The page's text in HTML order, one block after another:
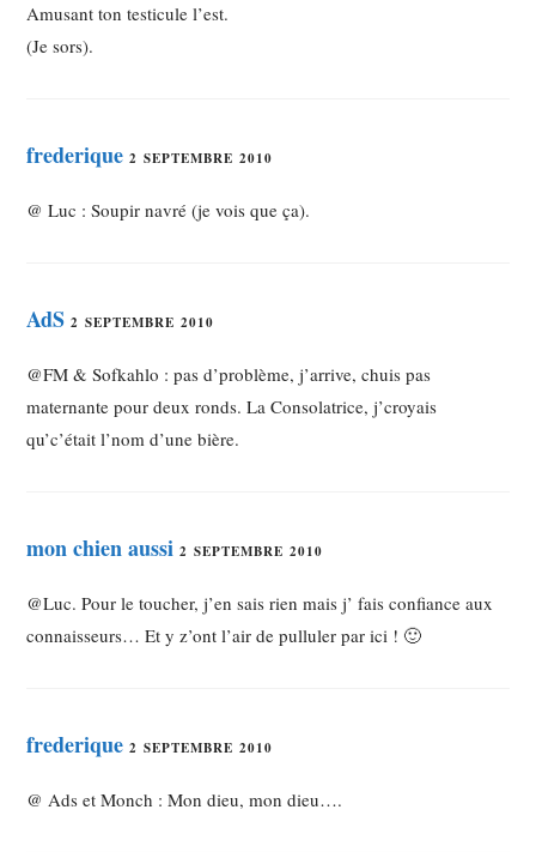
Amusant ton testicule l’est.
(Je sors).
frederique 2 SEPTEMBRE 2010
@ Luc : Soupir navré (je vois que ça).
AdS 2 SEPTEMBRE 2010
@FM & Sofkahlo : pas d’problème, j’arrive, chuis pas
maternante pour deux ronds. La Consolatrice, j’croyais
qu’c’était l’nom d’une bière.
mon chien aussi 2 SEPTEMBRE 2010
@Luc. Pour le toucher, j’en sais rien mais j’ fais confiance aux
connaisseurs… Et y z’ont l’air de pulluler par ici ! 🙂
frederique 2 SEPTEMBRE 2010
@ Ads et Monch : Mon dieu, mon dieu….